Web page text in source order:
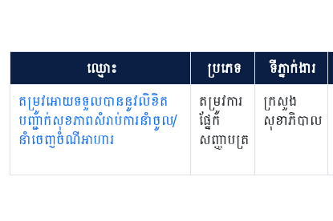
ឈ្មោះ ប្រភេទ ទីភ្នាក់ងារ
តម្រូវអោយទទួលបាននូវលិខិត
បញ្ជាក់សុខភាពសំរាប់ការនាំចូល/
នាំចេញចំណីអាហារ
តម្រូវការ
ផ្នែក
សញ្ញាបត្រ
ក្រសួង
សុខាភិបាល